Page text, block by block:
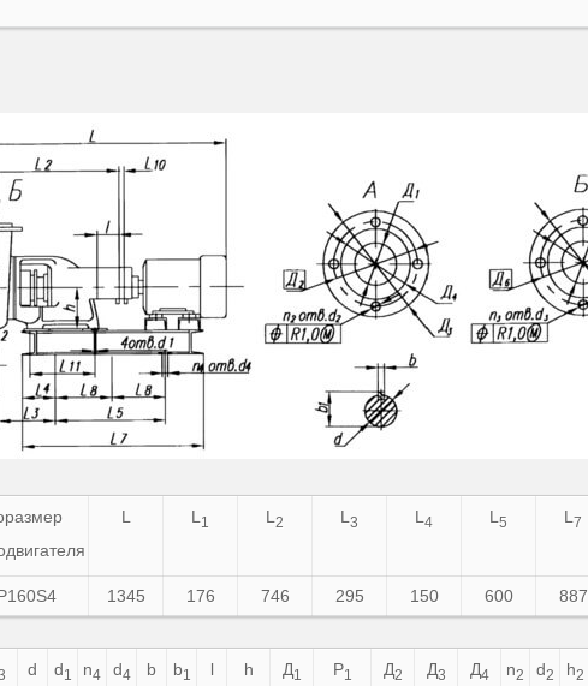
двигателя
L L 1 L 2 L3 L 4 L5 L7
1345 176 746 295 150 600 887
d d1 n4 d4 b b1 l h Д1 Р1 Д2 Д3 Д4 n2 d2 h2